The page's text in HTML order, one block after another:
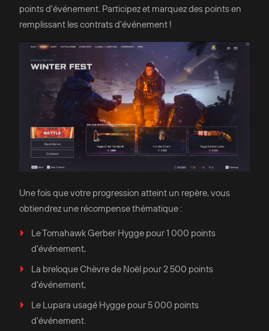
points d'événement. Participez et marquez des points en
remplissant les contrats d'événement !
Une fois que votre progression atteint un repère, vous
obtiendrez une récompense thématique :
Le Tomahawk Gerber Hygge pour 1 000 points
d'événement,
La breloque Chèvre de Noël pour 2 500 points
d'événement,
Le Lupara usagé Hygge pour 5 000 points
d'événement.